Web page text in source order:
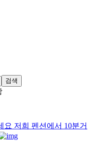
검색
저희 펜션에서 10분거